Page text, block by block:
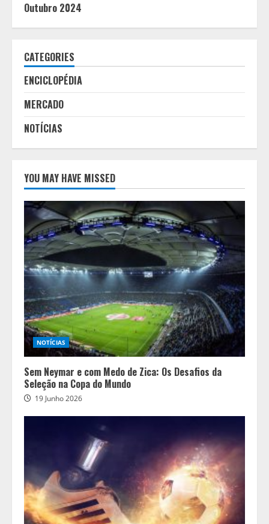
Outubro 2024
CATEGORIES
ENCICLOPÉDIA
MERCADO
NOTÍCIAS
YOU MAY HAVE MISSED
NOTÍCIAS
Sem Neymar e com Medo de Zica: Os Desafios da
Seleção na Copa do Mundo
19 Junho 2026